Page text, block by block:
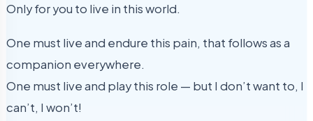
Only for you to live in this world.
One must live and endure this pain, that follows as a
companion everywhere.
One must live and play this role — but I don’t want to, I
can’t, I won’t!